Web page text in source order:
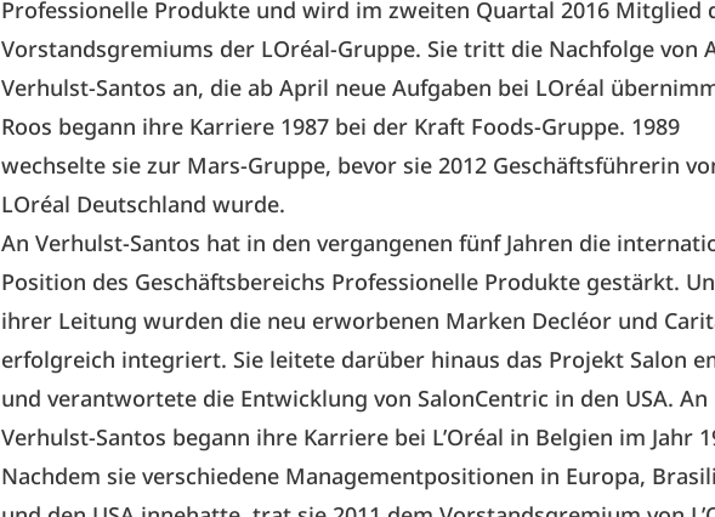
Professionelle Produkte und wird im zweiten Quartal 2016 Mitglied
Vorstandsgremiums der LOréal-Gruppe. Sie tritt die Nachfolge von
Verhulst-Santos an, die ab April neue Aufgaben bei LOréal
Roos begann ihre Karriere 1987 bei der Kraft Foods-Gruppe. 1989
wechselte sie zur Mars-Gruppe, bevor sie 2012 Geschäftsführerin
LOréal Deutschland wurde.
An Verhulst-Santos hat in den vergangenen fünf Jahren die
Position des Geschäftsbereichs Professionelle Produkte gestärkt.
ihrer Leitung wurden die neu erworbenen Marken Decléor und
erfolgreich integriert. Sie leitete darüber hinaus das Projekt Salon
und verantwortete die Entwicklung von SalonCentric in den USA. An
Verhulst-Santos begann ihre Karriere bei L’Oréal in Belgien im Jahr
Nachdem sie verschiedene Managementpositionen in Europa,